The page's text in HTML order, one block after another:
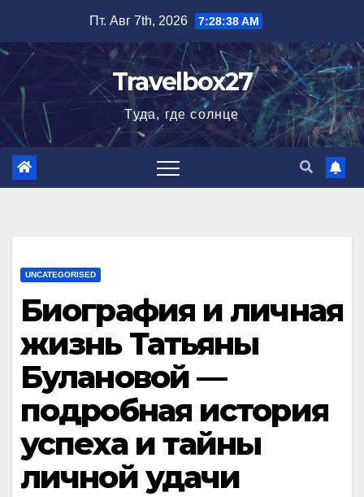
содержимому
Пт. Авг 7th, 2026 7:28:40 AM
Travelbox27
Туда, где солнце
UNCATEGORISED
Биография и личная
жизнь Татьяны
Булановой —
подробная история
успеха и тайны
личной удачи